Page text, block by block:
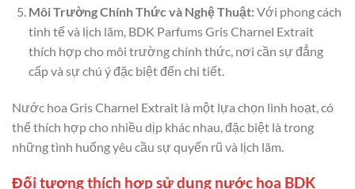
Môi Trường Chính Thức và Nghệ Thuật:Với phong cách
tinh tế và lịch lãm, BDK Parfums Gris Charnel Extrait
thích hợp cho môi trường chính thức, nơi cần sự đẳng
cấp và sự chú ý đặc biệt đến chi tiết.
Nước hoa Gris Charnel Extrait là một lựa chọn linh hoạt, có
thể thích hợp cho nhiều dịp khác nhau, đặc biệt là trong
những tình huống yêu cầu sự quyến rũ và lịch lãm.
Đối tượng thích hợp sử dụng nước hoa BDK